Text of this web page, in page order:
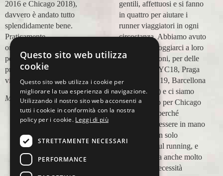
gentili, affettuosi e si fanno
in quattro per aiutare i
runner viaggiatori in ogni
circostanza. Abbiamo avuto
modo di appoggiarci a loro
in più occasioni, per delle
maratone (NYC18, Praga
19, Valencia 19, Barcellona
21, NYC 22) e ci siamo
affidati a loro per Chicago
23 (ottobre) perché
sappiamo di essere in mano
a persone non solo
competenti sul running, e
sulle città, ma anche molto
attente alle necessità
(Massimo e Anna). Prima
esperienza con voi molto
positiva! Alla prossima e
grazie!
Lara Buranti
Questo sito web utilizza
cookie
Questo sito web utilizza i cookie per
migliorare la tua esperienza di navigazione.
Utilizzando il nostro sito web acconsenti a
tutti i cookie in conformità con la nostra
policy per i cookie. Leggi di più
STRETTAMENTE NECESSARI
PERFORMANCE